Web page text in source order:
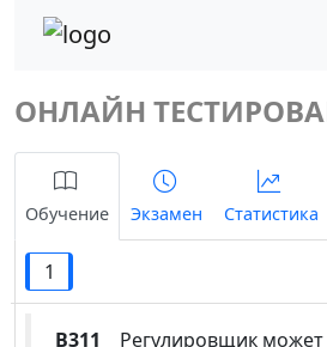
ОНЛАЙН
Обучение Экзамен Статистика
1
B311 Регулировщик может